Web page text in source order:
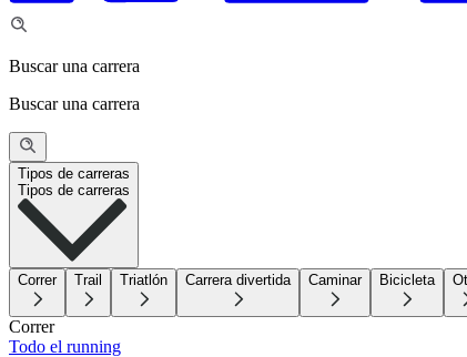
Buscar una carrera
Buscar una carrera
Tipos de carreras
Tipos de carreras
Correr Trail Triatlón Carrera divertida Caminar Bicicleta
Correr
Todo el running